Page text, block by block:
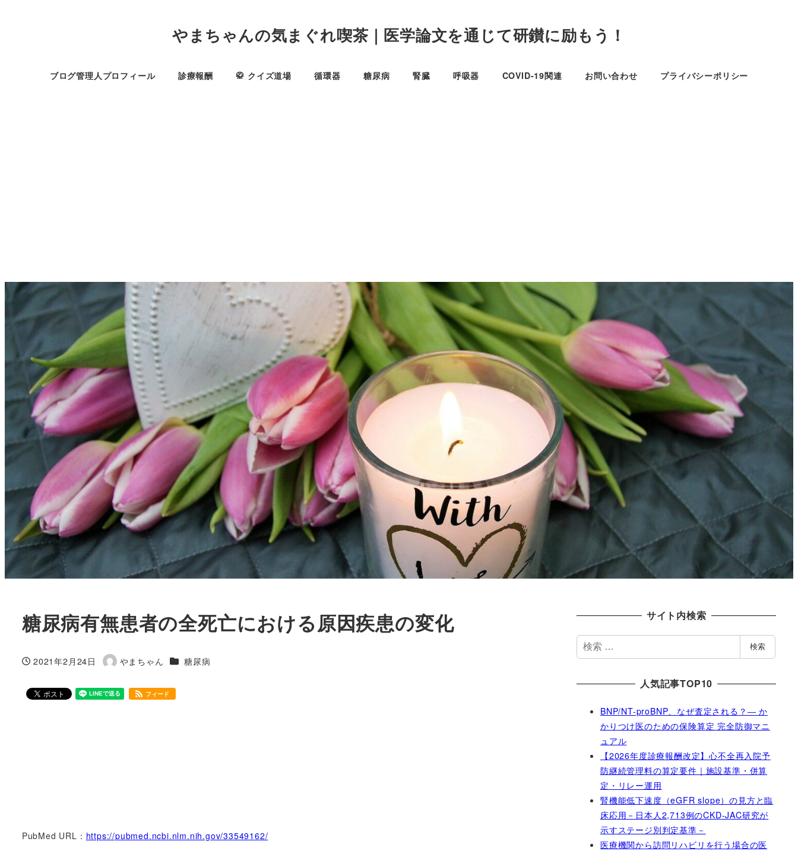
やまちゃんの気まぐれ喫茶｜医学論文を通じて研鑚に励もう！
ブログ管理人プロフィール 診療報酬 🥋 クイズ道場 循環器 糖尿病 腎臓 呼吸器 COVID-19関連 お問い合わせ プライバシーポリシー
糖尿病有無患者の全死亡における原因疾患の変化
投稿日
2021年2月24日
著
やまちゃん カテゴリー
糖尿病
フィード
PubMed URL： https://pubmed.ncbi.nlm.nih.gov/33549162/
サイト内検索
検
索
検索
人気記事TOP10
BNP/NT-proBNP、なぜ査定される？― か
かりつけ医のための保険算定 完全防御マニ
ュアル
【2026年度診療報酬改定】心不全再入院予
防継続管理料の算定要件｜施設基準・併算
定・リレー運用
腎機能低下速度（eGFR slope）の見方と臨
床応用－日本人2,713例のCKD-JAC研究が
示すステージ別判定基準－
医療機関から訪問リハビリを行う場合の医